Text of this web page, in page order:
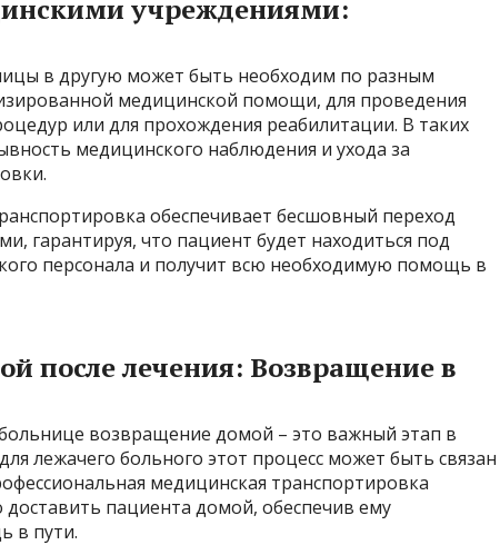
учреждениями:
в другую может быть необходим по разным
медицинской помощи, для проведения
или для прохождения реабилитации. В таких
медицинского наблюдения и ухода за
обеспечивает бесшовный переход
гарантируя, что пациент будет находиться под
персонала и получит всю необходимую помощь в
после лечения: Возвращение в
возвращение домой – это важный этап в
лежачего больного этот процесс может быть связан
медицинская транспортировка
пациента домой, обеспечив ему
в пути.